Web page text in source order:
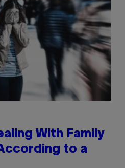
With Family
to a